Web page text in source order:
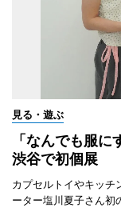
見る・遊ぶ
「なんでも服に
渋谷で初個展
カプセルトイやキッチ
ーター塩川夏子さん初